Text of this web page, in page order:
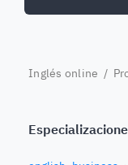
Inglés online /